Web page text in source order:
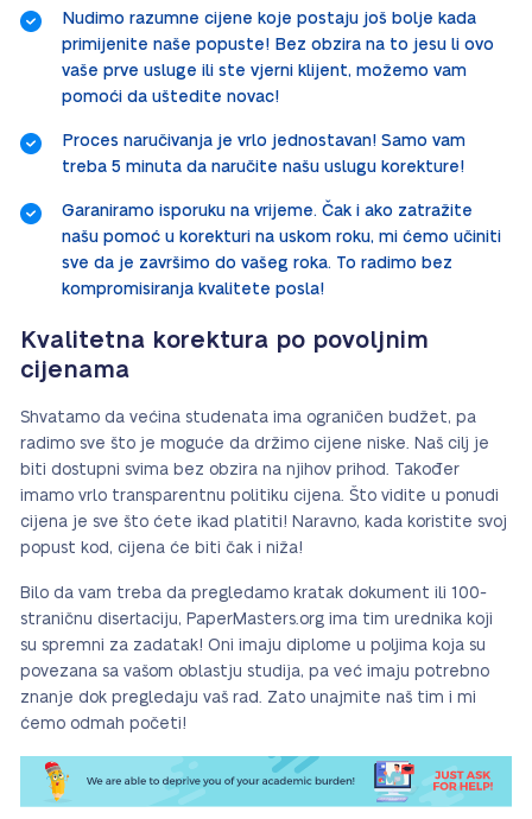
Nudimo razumne cijene koje postaju još bolje kada
primijenite naše popuste! Bez obzira na to jesu li ovo
vaše prve usluge ili ste vjerni klijent, možemo vam
pomoći da uštedite novac!
Proces naručivanja je vrlo jednostavan! Samo vam
treba 5 minuta da naručite našu uslugu korekture!
Garaniramo isporuku na vrijeme. Čak i ako zatražite
našu pomoć u korekturi na uskom roku, mi ćemo učiniti
sve da je završimo do vašeg roka. To radimo bez
kompromisiranja kvalitete posla!
Kvalitetna korektura po povoljnim
cijenama
Shvatamo da većina studenata ima ograničen budžet, pa
radimo sve što je moguće da držimo cijene niske. Naš cilj je
biti dostupni svima bez obzira na njihov prihod. Također
imamo vrlo transparentnu politiku cijena. Što vidite u ponudi
cijena je sve što ćete ikad platiti! Naravno, kada koristite svoj
popust kod, cijena će biti čak i niža!
Bilo da vam treba da pregledamo kratak dokument ili 100-
straničnu disertaciju, PaperMasters.org ima tim urednika koji
su spremni za zadatak! Oni imaju diplome u poljima koja su
povezana sa vašom oblastju studija, pa već imaju potrebno
znanje dok pregledaju vaš rad. Zato unajmite naš tim i mi
ćemo odmah početi!